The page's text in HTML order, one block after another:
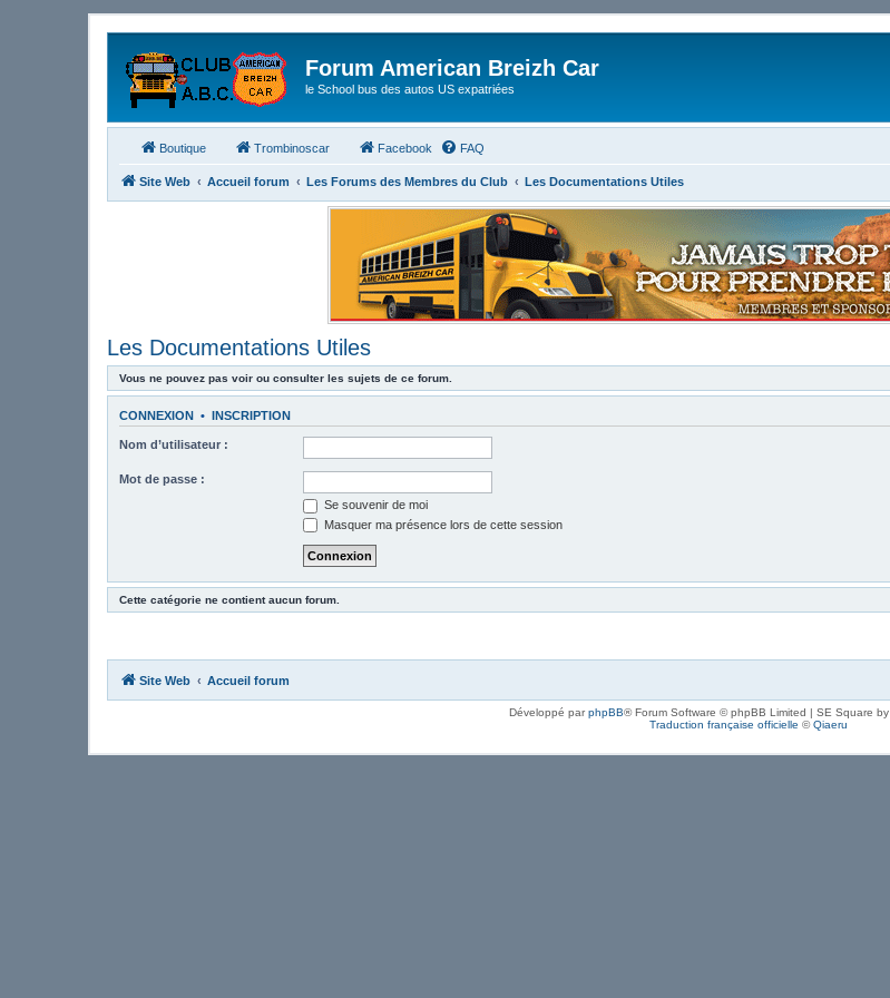
Forum American Breizh Car
le School bus des autos US expatriées
Boutique Trombinoscar Facebook FAQ
Site Web Accueil forum Les Forums des Membres du Club Les Documentations Utiles
Les Documentations Utiles
Vous ne pouvez pas voir ou consulter les sujets de ce forum.
CONNEXION • INSCRIPTION
Nom d’utilisateur :
Mot de passe :
Se souvenir de moi
Masquer ma présence lors de cette session
Cette catégorie ne contient aucun forum.
Site Web Accueil forum
Développé parphpBB® Forum Software © phpBB Limited | SE Square by
Traduction française officielle ©Qiaeru